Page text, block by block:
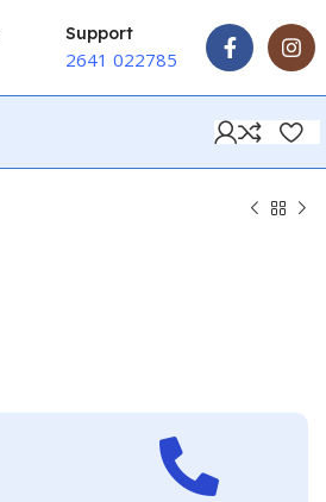
Support
2641 022785